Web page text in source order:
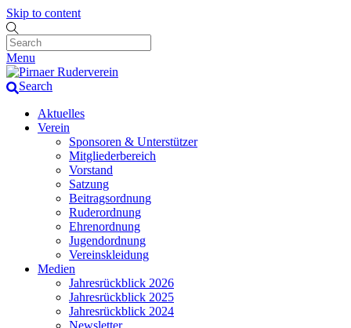
Skip to content
Menu
Search
Aktuelles
Verein
Sponsoren & Unterstützer
Mitgliederbereich
Vorstand
Satzung
Beitragsordnung
Ruderordnung
Ehrenordnung
Jugendordnung
Vereinskleidung
Medien
Jahresrückblick 2026
Jahresrückblick 2025
Jahresrückblick 2024
Newsletter